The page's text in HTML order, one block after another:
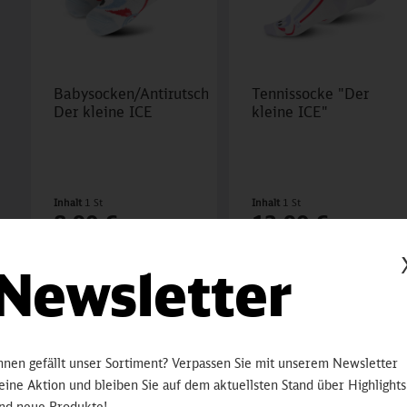
Babysocken/Antirutschnoppen
Der kleine ICE
Inhalt 1 St
8,90 €
Tennissocke "Der
kleine ICE"
Inhalt 1 St
12,90 €
gefällt unser Sortiment? Verpassen Sie mit unserem Newsletter
Aktion und bleiben Sie auf dem aktuellsten Stand über Highlights